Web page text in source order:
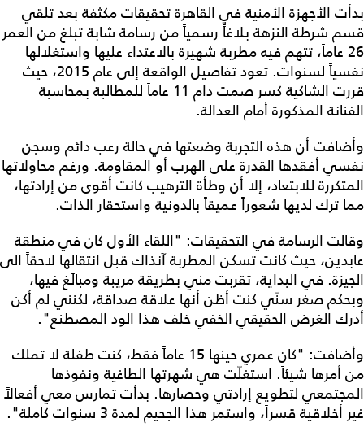
بدأت الأجهزة الأمنية في القاهرة تحقيقات مكثفة بعد تلقي
قسم شرطة النزهة بلاغاً رسمياً من رسامة شابة تبلغ من العمر
26 عاماً، تتهم فيه مطربة شهيرة بالاعتداء عليها واستغلالها
نفسياً لسنوات. تعود تفاصيل الواقعة إلى عام 2015، حيث
قررت الشاكية كسر صمت دام 11 عاماً للمطالبة بمحاسبة
الفنانة المذكورة أمام العدالة.
وأضافت أن هذه التجربة وضعتها في حالة رعب دائم وسجن
نفسي أفقدها القدرة على الهرب أو المقاومة. ورغم محاولاتها
المتكررة للابتعاد، إلا أن وطأة الترهيب كانت أقوى من إرادتها،
مما ترك لديها شعوراً عميقاً بالدونية واستحقار الذات.
وقالت الرسامة في التحقيقات: "اللقاء الأول كان في منطقة
عابدين، حيث كانت تسكن المطربة آنذاك قبل انتقالها لاحقاً الى
الجيزة. في البداية، تقربت مني بطريقة مريبة ومبالَغ فيها،
وبحكم صغر سنّي كنت أظن أنها علاقة صداقة، لكنني لم أكن
أدرك الغرض الحقيقي الخفي خلف هذا الود المصطنع".
وأضافت: "كان عمري حينها 15 عاماً فقط، كنت طفلة لا تملك
من أمرها شيئاً. استغلّت هي شهرتها الطاغية ونفوذها
المجتمعي لتطويع إرادتي وحصارها. بدأت تمارس معي أفعالاً
غير أخلاقية قسراً، واستمر هذا الجحيم لمدة 3 سنوات كاملة".